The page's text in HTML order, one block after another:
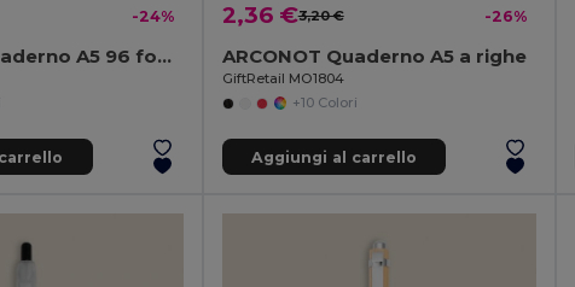
-24%
ARCONOT Quaderno A5 96 fogli neutri
2,36 €3,20 € -26%
ARCONOT Quaderno A5 a righe
GiftRetail MO1804
+10 Colori
Aggiungi al carrello